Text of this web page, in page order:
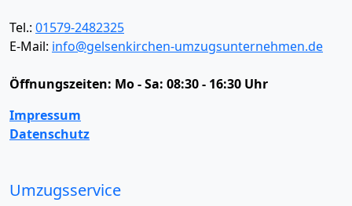
Tel.: 01579-2482325
E-Mail: info@gelsenkirchen-umzugsunternehmen.de
Öffnungszeiten: Mo - Sa: 08:30 - 16:30 Uhr
Impressum
Datenschutz
Umzugsservice